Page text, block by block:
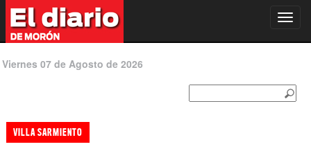
Viernes 07 de Agosto de 2026
VILLA SARMIENTO